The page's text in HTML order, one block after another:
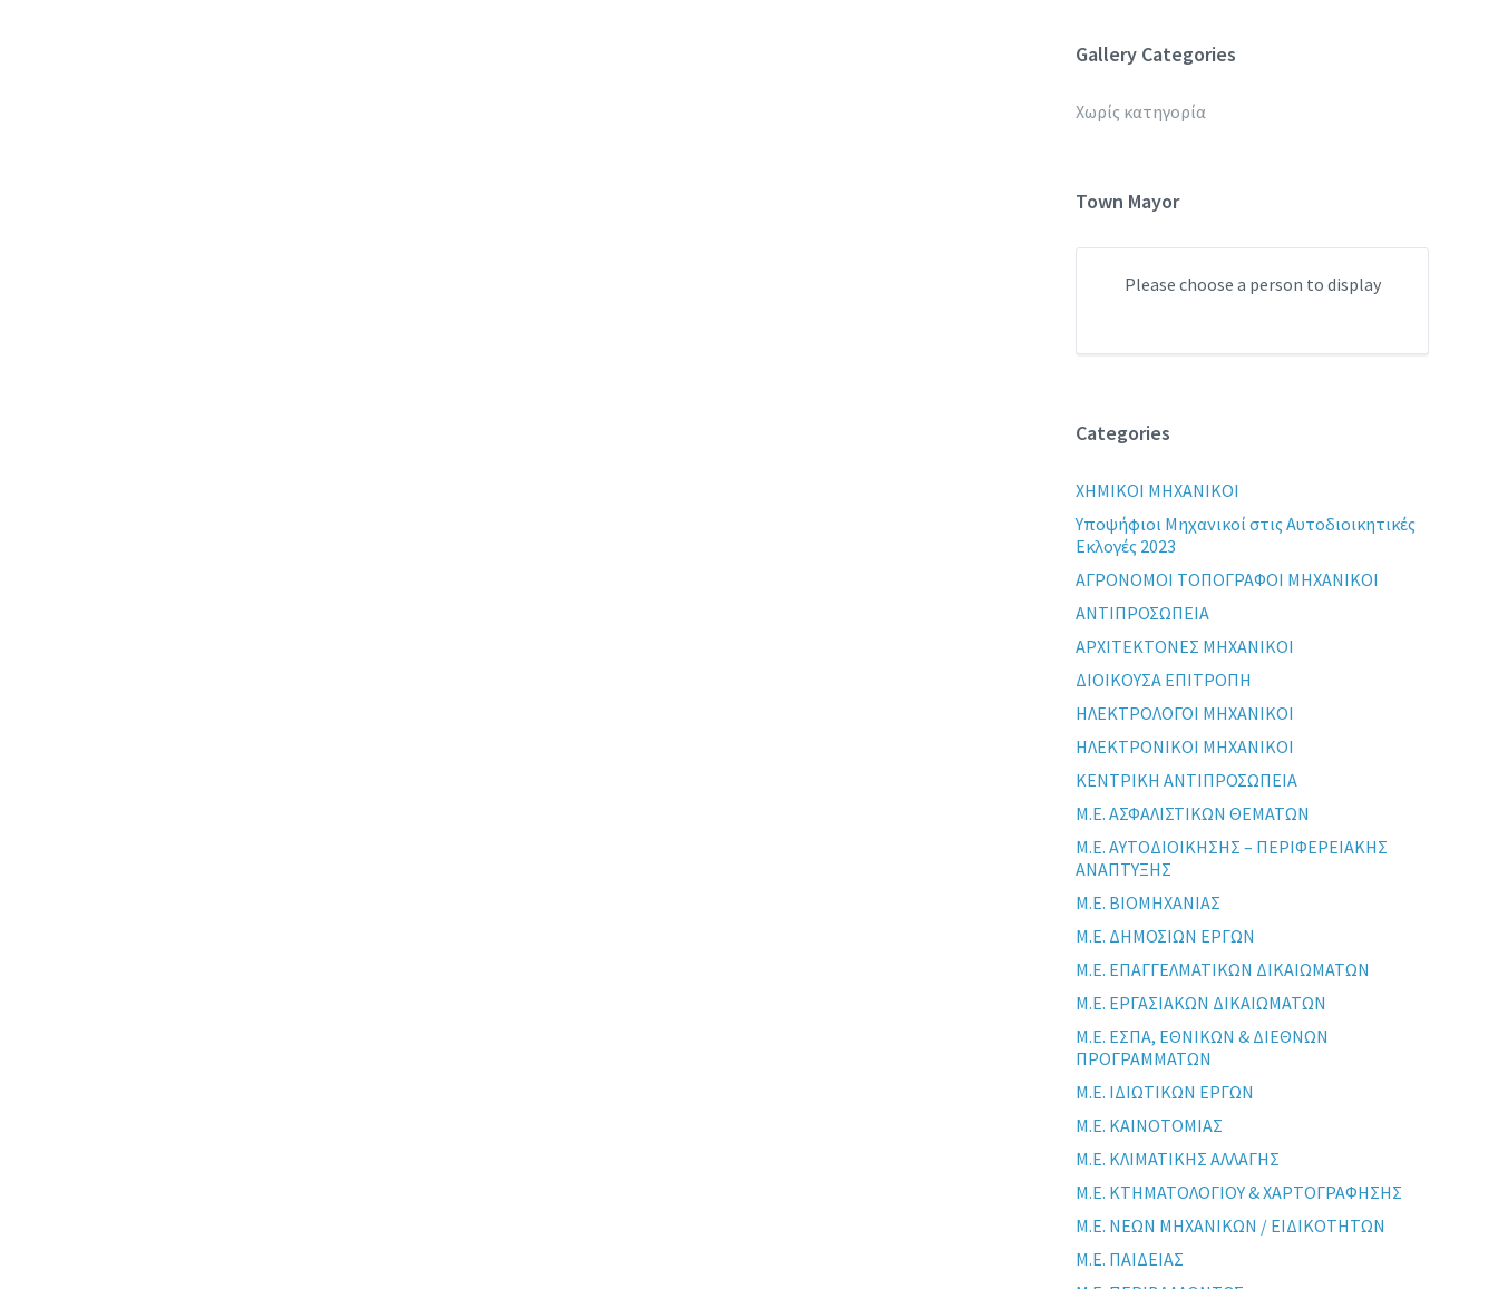
Gallery Categories
Χωρίς κατηγορία
Town Mayor
Please choose a person to display
Categories
XHMIKOI MHXANIKOI
Yποψήφιοι Μηχανικοί στις Αυτοδιοικητικές
Εκλογές 2023
ΑΓΡΟΝΟΜΟΙ ΤΟΠΟΓΡΑΦΟΙ ΜΗΧΑΝΙΚΟΙ
ΑΝΤΙΠΡΟΣΩΠΕΙΑ
ΑΡΧΙΤΕΚΤΟΝΕΣ ΜΗΧΑΝΙΚΟΙ
ΔΙΟΙΚΟΥΣΑ ΕΠΙΤΡΟΠΗ
ΗΛΕΚΤΡΟΛΟΓΟΙ ΜΗΧΑΝΙΚΟΙ
ΗΛΕΚΤΡΟΝΙΚΟΙ ΜΗΧΑΝΙΚΟΙ
ΚΕΝΤΡΙΚΗ ΑΝΤΙΠΡΟΣΩΠΕΙΑ
Μ.Ε. ΑΣΦΑΛΙΣΤΙΚΩΝ ΘΕΜΑΤΩΝ
Μ.Ε. ΑΥΤΟΔΙΟΙΚΗΣΗΣ – ΠΕΡΙΦΕΡΕΙΑΚΗΣ
ΑΝΑΠΤΥΞΗΣ
Μ.Ε. ΒΙΟΜΗΧΑΝΙΑΣ
Μ.Ε. ΔΗΜΟΣΙΩΝ ΕΡΓΩΝ
Μ.Ε. ΕΠΑΓΓΕΛΜΑΤΙΚΩΝ ΔΙΚΑΙΩΜΑΤΩΝ
Μ.Ε. ΕΡΓΑΣΙΑΚΩΝ ΔΙΚΑΙΩΜΑΤΩΝ
Μ.Ε. ΕΣΠΑ, ΕΘΝΙΚΩΝ & ΔΙΕΘΝΩΝ
ΠΡΟΓΡΑΜΜΑΤΩΝ
Μ.Ε. ΙΔΙΩΤΙΚΩΝ ΕΡΓΩΝ
Μ.Ε. ΚΑΙΝΟΤΟΜΙΑΣ
Μ.Ε. ΚΛΙΜΑΤΙΚΗΣ ΑΛΛΑΓΗΣ
Μ.Ε. ΚΤΗΜΑΤΟΛΟΓΙΟΥ & ΧΑΡΤΟΓΡΑΦΗΣΗΣ
Μ.Ε. ΝΕΩΝ ΜΗΧΑΝΙΚΩΝ / ΕΙΔΙΚΟΤΗΤΩΝ
Μ.Ε. ΠΑΙΔΕΙΑΣ